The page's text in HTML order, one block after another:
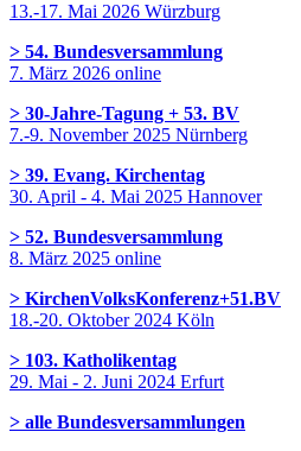
13.-17. Mai 2026 Würzburg
> 54. Bundesversammlung
7. März 2026 online
> 30-Jahre-Tagung + 53. BV
7.-9. November 2025 Nürnberg
> 39. Evang. Kirchentag
30. April - 4. Mai 2025 Hannover
> 52. Bundesversammlung
8. März 2025 online
> KirchenVolksKonferenz+51.BV
18.-20. Oktober 2024 Köln
> 103. Katholikentag
29. Mai - 2. Juni 2024 Erfurt
> alle Bundesversammlungen